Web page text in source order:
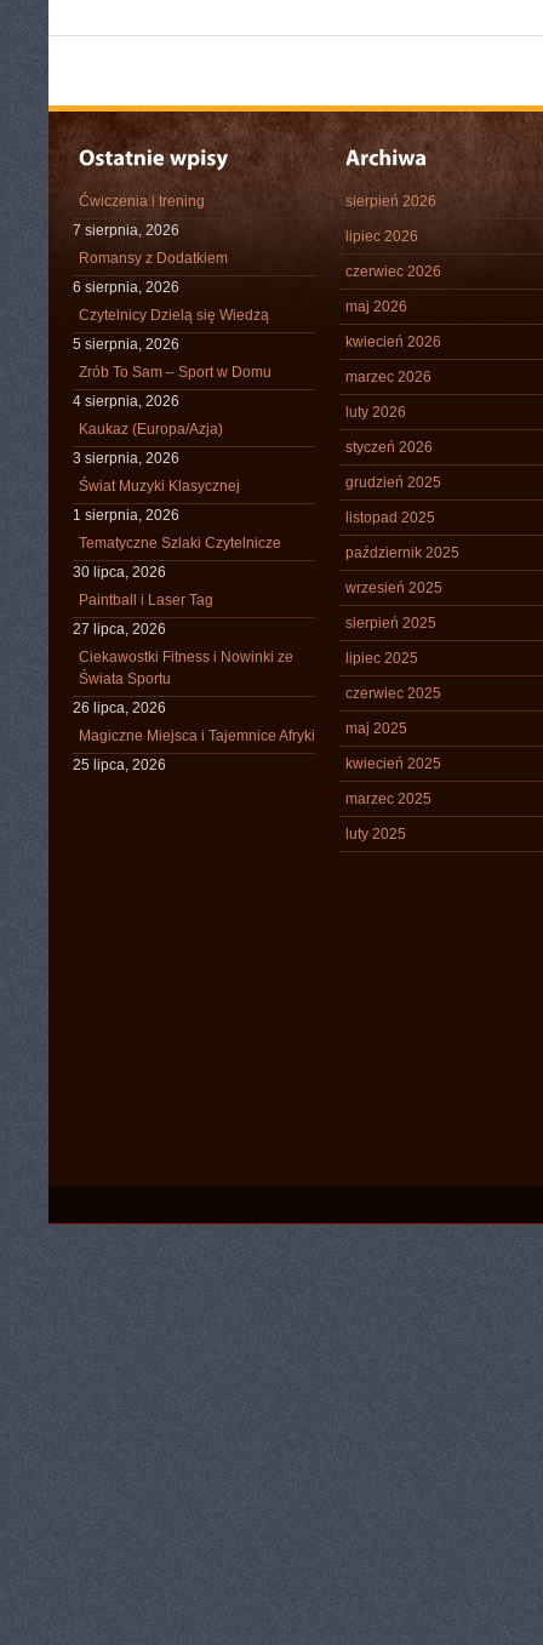
Ćwiczenia i trening
7 sierpnia, 2026
Romansy z Dodatkiem
6 sierpnia, 2026
Czytelnicy Dzielą się Wiedzą
5 sierpnia, 2026
Zrób To Sam – Sport w Domu
4 sierpnia, 2026
Kaukaz (Europa/Azja)
3 sierpnia, 2026
Świat Muzyki Klasycznej
1 sierpnia, 2026
Tematyczne Szlaki Czytelnicze
30 lipca, 2026
Paintball i Laser Tag
27 lipca, 2026
Ciekawostki Fitness i Nowinki ze
Świata Sportu
26 lipca, 2026
Magiczne Miejsca i Tajemnice Afryki
25 lipca, 2026
sierpień 2026
lipiec 2026
czerwiec 2026
maj 2026
kwiecień 2026
marzec 2026
luty 2026
styczeń 2026
grudzień 2025
listopad 2025
październik 2025
wrzesień 2025
sierpień 2025
lipiec 2025
czerwiec 2025
maj 2025
kwiecień 2025
marzec 2025
luty 2025